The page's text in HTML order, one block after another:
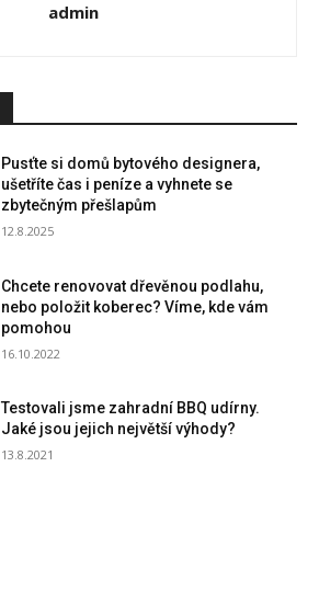
admin
Pusťte si domů bytového designera,
ušetříte čas i peníze a vyhnete se
zbytečným přešlapům
12.8.2025
Chcete renovovat dřevěnou podlahu,
nebo položit koberec? Víme, kde vám
pomohou
16.10.2022
Testovali jsme zahradní BBQ udírny.
Jaké jsou jejich největší výhody?
13.8.2021